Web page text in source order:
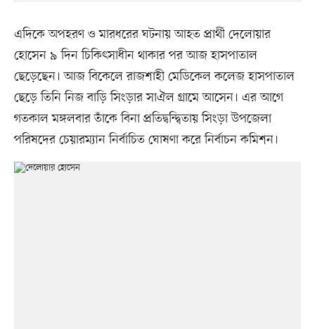
এদিকে অপহরণ ও মারধরের ঘটনায় আহত প্রার্থী দেলোয়ার
হোসেন ৯ দিন চিকিৎসাধীন থাকার পর আজ হাসপাতাল
ছেড়েছেন। আজ বিকেলে রাজশাহী মেডিকেল কলেজ হাসপাতাল
ছেড়ে তিনি নিজ বাড়ি সিংড়ার সাঐল গ্রামে আসেন। এর আগে
গতকাল মঙ্গলবার তাঁকে বিনা প্রতিদ্বন্দ্বিতায় সিংড়া উপজেলা
পরিষদের চেয়ারম্যান নির্বাচিত ঘোষণা করে নির্বাচন কমিশন।